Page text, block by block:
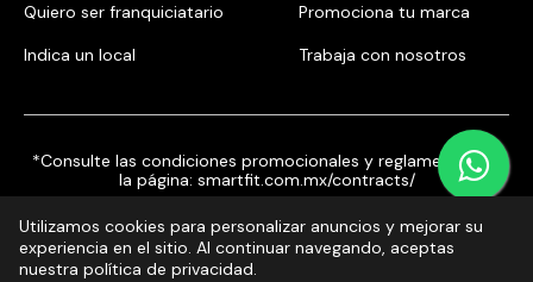
Quiero ser franquiciatario
Promociona tu marca
Indica un local
Trabaja con nosotros
*Consulte las condiciones promocionales y reglamentos en
la página: smartfit.com.mx/contracts/
Utilizamos cookies para personalizar anuncios y mejorar su
experiencia en el sitio. Al continuar navegando, aceptas
nuestra política de privacidad.